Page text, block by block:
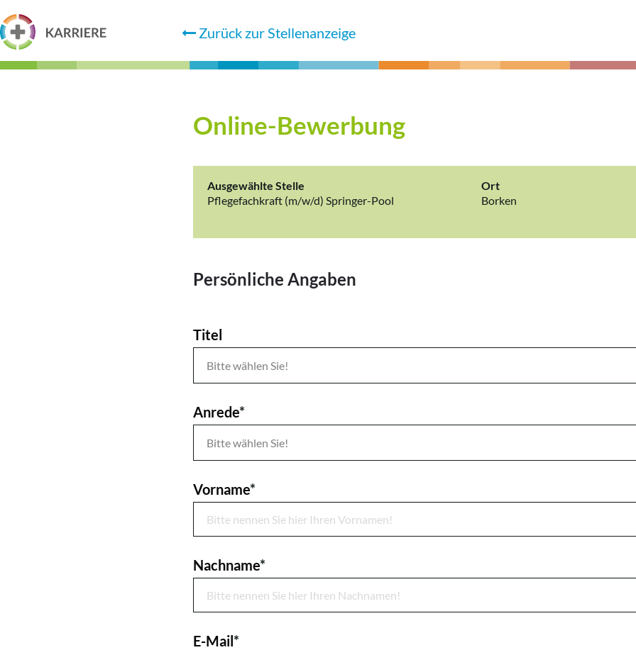
Zurück zur Stellenanzeige
Online-Bewerbung
Ausgewählte Stelle
Pflegefachkraft (m/w/d) Springer-Pool
Ort
Borken
Persönliche Angaben
Titel
Anrede*
Vorname*
Nachname*
E-Mail*